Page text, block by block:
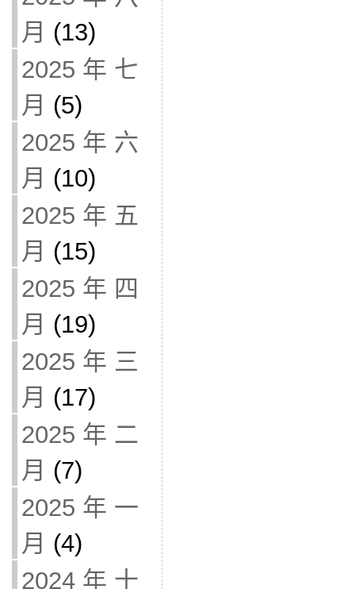
月 (13)
2025 年 七
月 (5)
2025 年 六
月 (10)
2025 年 五
月 (15)
2025 年 四
月 (19)
2025 年 三
月 (17)
2025 年 二
月 (7)
2025 年 一
月 (4)
2024 年 十